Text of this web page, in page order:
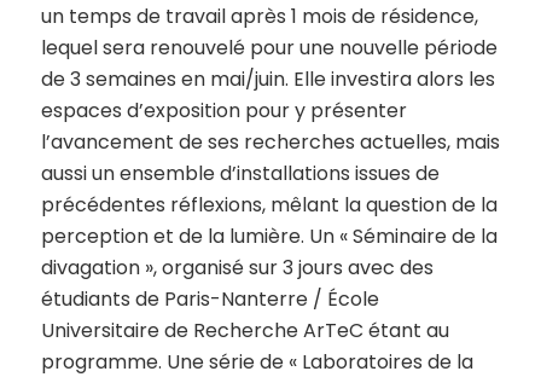
un temps de travail après 1 mois de résidence,
lequel sera renouvelé pour une nouvelle période
de 3 semaines en mai/juin. Elle investira alors les
espaces d’exposition pour y présenter
l’avancement de ses recherches actuelles, mais
aussi un ensemble d’installations issues de
précédentes réflexions, mêlant la question de la
perception et de la lumière. Un « Séminaire de la
divagation », organisé sur 3 jours avec des
étudiants de Paris-Nanterre / École
Universitaire de Recherche ArTeC étant au
programme. Une série de « Laboratoires de la